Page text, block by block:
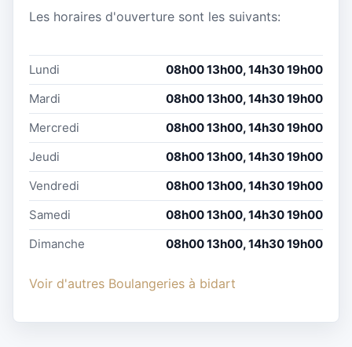
Les horaires d'ouverture sont les suivants:
Lundi
08h00 13h00, 14h30 19h00
Mardi
08h00 13h00, 14h30 19h00
Mercredi
08h00 13h00, 14h30 19h00
Jeudi
08h00 13h00, 14h30 19h00
Vendredi
08h00 13h00, 14h30 19h00
Samedi
08h00 13h00, 14h30 19h00
Dimanche
08h00 13h00, 14h30 19h00
Voir d'autres Boulangeries à bidart